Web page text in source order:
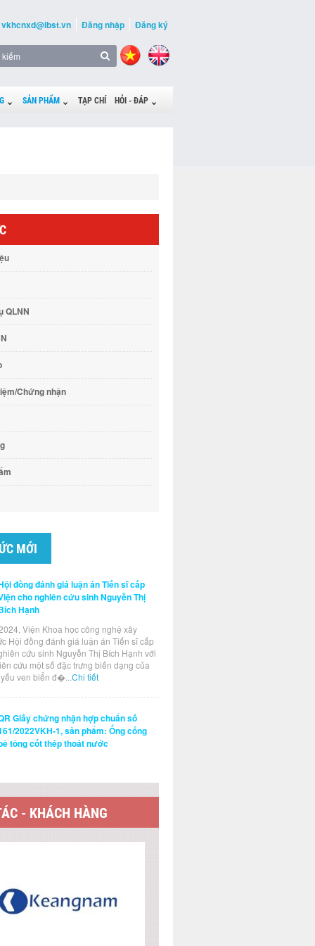
vkhcnxd@ibst.vn Đăng nhập Đăng ký
SẢN PHẨM TẠP CHÍ HỎI - ĐÁP
QLNN
Chứng nhận
MỚI
đồng đánh giá luận án Tiến sĩ cấp
cho nghiên cứu sinh Nguyễn Thị
Hạnh
Viện Khoa học công nghệ xây
Hội đồng đánh giá luận án Tiến sĩ cấp
cứu sinh Nguyễn Thị Bích Hạnh với
cứu một số đặc trưng biến dạng của
ven biển đ�...Chi tiết
Giấy chứng nhận hợp chuẩn số
2022VKH-1, sản phẩm: Ống cống
tông cốt thép thoát nước
- KHÁCH HÀNG